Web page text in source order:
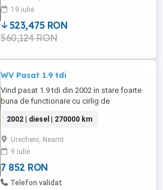
raul topolita. Are 5 surse de apa pe teren,
inclusiv ...
19 iulie
523,475 RON
560,124 RON
WV Pasat 1.9 tdi
Vind pasat 1.9 tdi din 2002 in stare foarte
buna de functionare cu cirlig de
axcelent pentru naveta s-au activitati de
transport.
2002 | diesel | 270000 km
Urecheni, Neamt
9 iulie
7 852 RON
Telefon validat